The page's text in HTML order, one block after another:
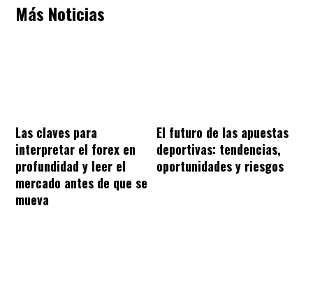
Más Noticias
Las claves para
interpretar el forex en
profundidad y leer el
mercado antes de que se
mueva
El futuro de las apuestas
deportivas: tendencias,
oportunidades y riesgos